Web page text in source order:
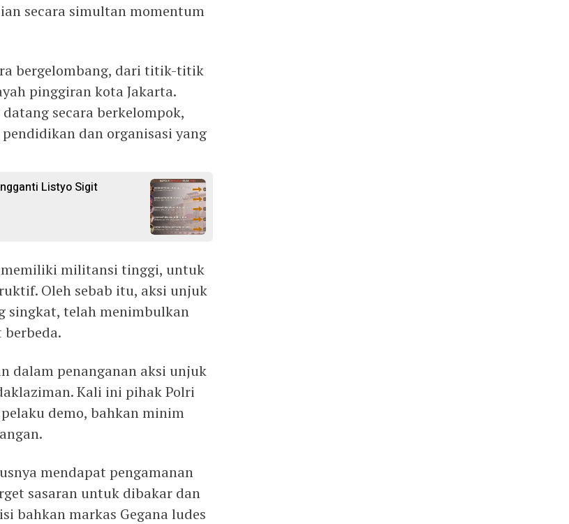
secara simultan momentum
bergelombang, dari titik-titik
pinggiran kota Jakarta.
secara berkelompok,
dan organisasi yang
Listyo Sigit
memiliki militansi tinggi, untuk
Oleh sebab itu, aksi unjuk
singkat, telah menimbulkan
dalam penanganan aksi unjuk
Kali ini pihak Polri
demo, bahkan minim
mendapat pengamanan
sasaran untuk dibakar dan
bahkan markas Gegana ludes